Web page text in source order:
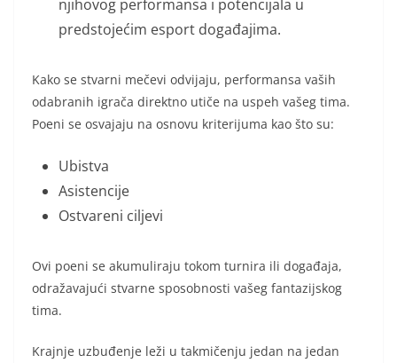
njihovog performansa i potencijala u
predstojećim esport događajima.
Kako se stvarni mečevi odvijaju, performansa vaših
odabranih igrača direktno utiče na uspeh vašeg tima.
Poeni se osvajaju na osnovu kriterijuma kao što su:
Ubistva
Asistencije
Ostvareni ciljevi
Ovi poeni se akumuliraju tokom turnira ili događaja,
odražavajući stvarne sposobnosti vašeg fantazijskog
tima.
Krajnje uzbuđenje leži u takmičenju jedan na jedan